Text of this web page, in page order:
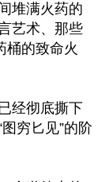
堆满火药的
艺术、那些
桶的致命火
经彻底撕下
穷匕见”的阶